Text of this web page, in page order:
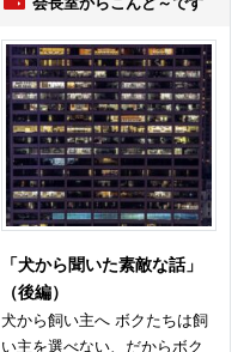
「犬から聞いた素敵な話」
（後編）
犬から飼い主へ ボクたちは飼
い主を選べない、だからボク